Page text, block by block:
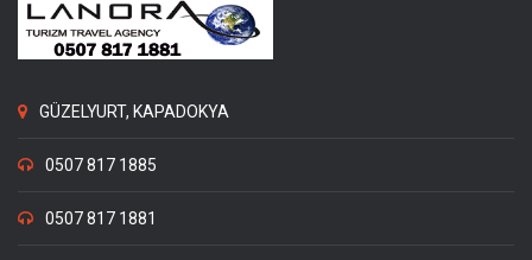
GÜZELYURT, KAPADOKYA
0507 817 1885
0507 817 1881